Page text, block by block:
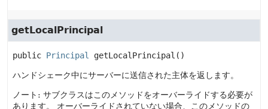
getLocalPrincipal
public Principal getLocalPrincipal ()
ハンドシェーク中にサーバーに送信された主体を返します。
ノート: サブクラスはこのメソッドをオーバーライドする必要が
あります。
オーバーライドされていない場合、このメソッドの